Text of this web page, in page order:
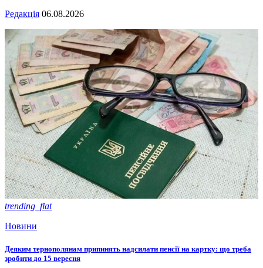
Редакція 06.08.2026
trending_flat
Новини
Деяким тернополянам припинять надсилати пенсії на картку: що треба
зробити до 15 вересня